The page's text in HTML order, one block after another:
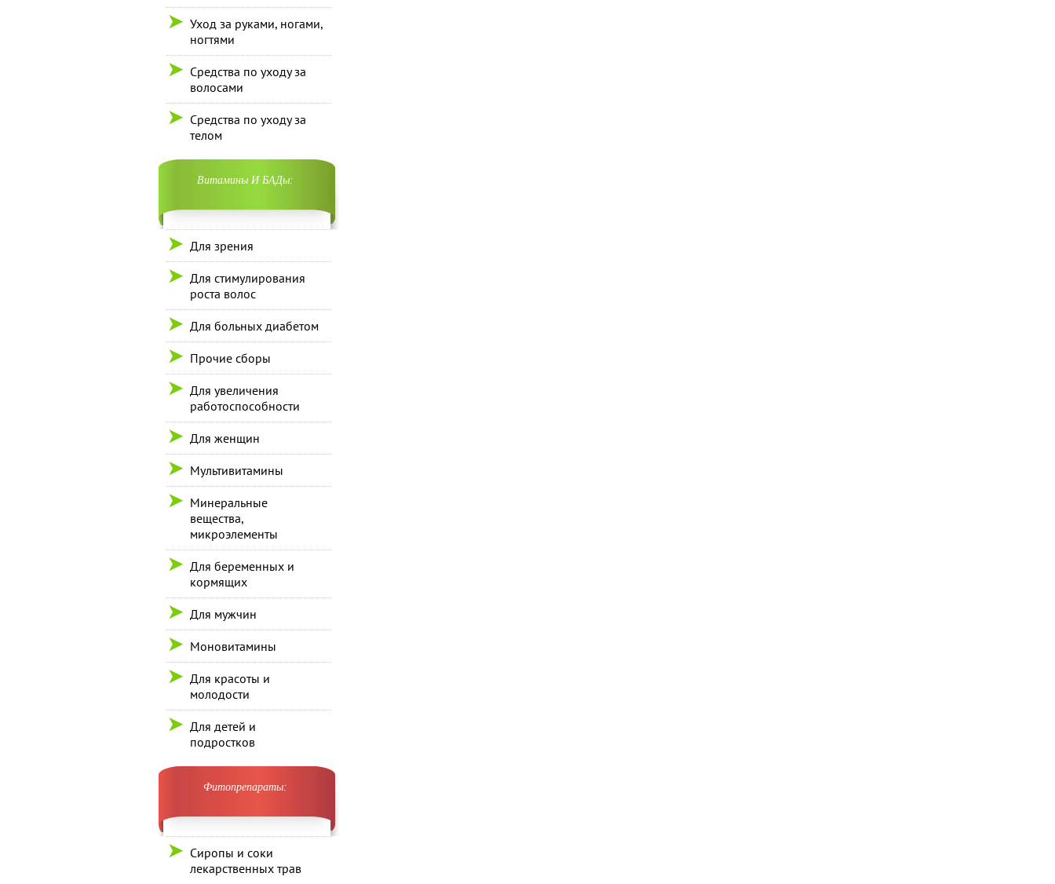
Уход за руками, ногами,
ногтями
Средства по уходу за
волосами
Средства по уходу за
телом
Витамины И БАДы:
Для зрения
Для стимулирования
роста волос
Для больных диабетом
Прочие сборы
Для увеличения
работоспособности
Для женщин
Мультивитамины
Минеральные
вещества,
микроэлементы
Для беременных и
кормящих
Для мужчин
Моновитамины
Для красоты и
молодости
Для детей и
подростков
Фитопрепараты:
Сиропы и соки
лекарственных трав